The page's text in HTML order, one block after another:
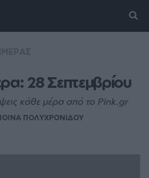
28 Σεπτεμβρίου
κάθε μέρα από το Pink.gr
ΠΟΛΥΧΡΟΝΙΔΟΥ